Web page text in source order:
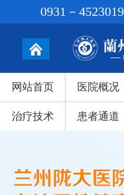
网站首页 医院概况
治疗技术 患者通道
0931－4523019